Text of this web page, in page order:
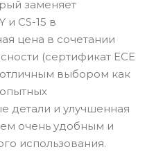
заменяет
CS-15 в
цена в сочетании
(сертификат ECE
отличным выбором как
детали и улучшенная
очень удобным и
использования.